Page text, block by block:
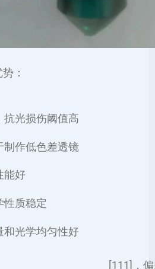
：
抗光损伤阈值高
制作低色差透镜
能好
性质稳定
和光学均匀性好
[111]，